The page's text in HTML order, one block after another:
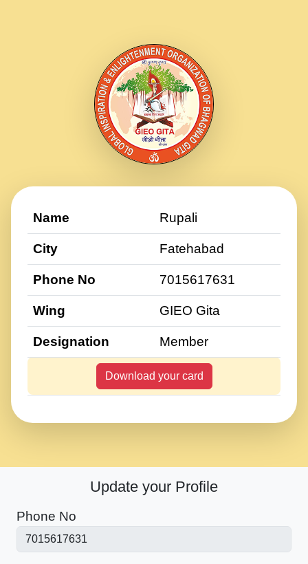
Name Rupali
City Fatehabad
Phone No 7015617631
Wing GIEO Gita
Designation Member
Download your card
Update your Profile
Phone No